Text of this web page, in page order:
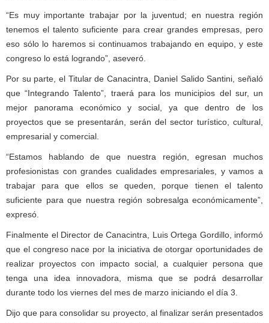
“Es muy importante trabajar por la juventud; en nuestra región
tenemos el talento suficiente para crear grandes empresas, pero
eso sólo lo haremos si continuamos trabajando en equipo, y este
congreso lo está logrando”, aseveró.
Por su parte, el Titular de Canacintra, Daniel Salido Santini, señaló
que “Integrando Talento”, traerá para los municipios del sur, un
mejor panorama económico y social, ya que dentro de los
proyectos que se presentarán, serán del sector turístico, cultural,
empresarial y comercial.
“Estamos hablando de que nuestra región, egresan muchos
profesionistas con grandes cualidades empresariales, y vamos a
trabajar para que ellos se queden, porque tienen el talento
suficiente para que nuestra región sobresalga económicamente”,
expresó.
Finalmente el Director de Canacintra, Luis Ortega Gordillo, informó
que el congreso nace por la iniciativa de otorgar oportunidades de
realizar proyectos con impacto social, a cualquier persona que
tenga una idea innovadora, misma que se podrá desarrollar
durante todo los viernes del mes de marzo iniciando el día 3.
Dijo que para consolidar su proyecto, al finalizar serán presentados